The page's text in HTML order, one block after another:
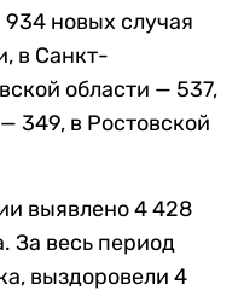
новых случая
в Санкт-
области — 537,
349, в Ростовской
выявлено 4 428
За весь период
выздоровели 4